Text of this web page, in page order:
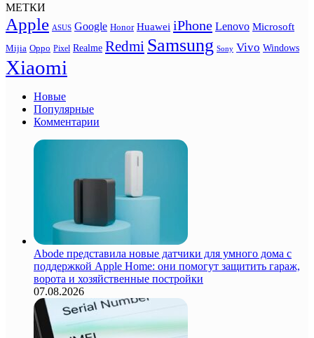
МЕТКИ
Apple ASUS Google Honor Huawei iPhone Lenovo Microsoft
Mijia Oppo Pixel Realme Redmi Samsung Sony Vivo Windows
Xiaomi
Новые
Популярные
Комментарии
Abode представила новые датчики для умного дома с
поддержкой Apple Home: они помогут защитить гараж,
ворота и хозяйственные постройки
07.08.2026